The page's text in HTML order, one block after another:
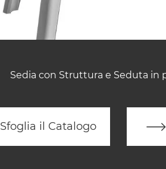
Sedia con Struttura e Seduta in
Sfoglia il Catalogo